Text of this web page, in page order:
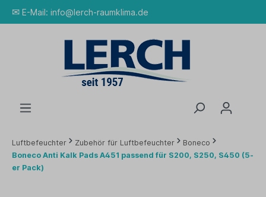
✉ E-Mail: info@lerch-raumklima.de
Luftbefeuchter Zubehör für Luftbefeuchter
Boneco
Boneco Anti Kalk Pads A451 passend für S200, S250, S450 (5-
er Pack)